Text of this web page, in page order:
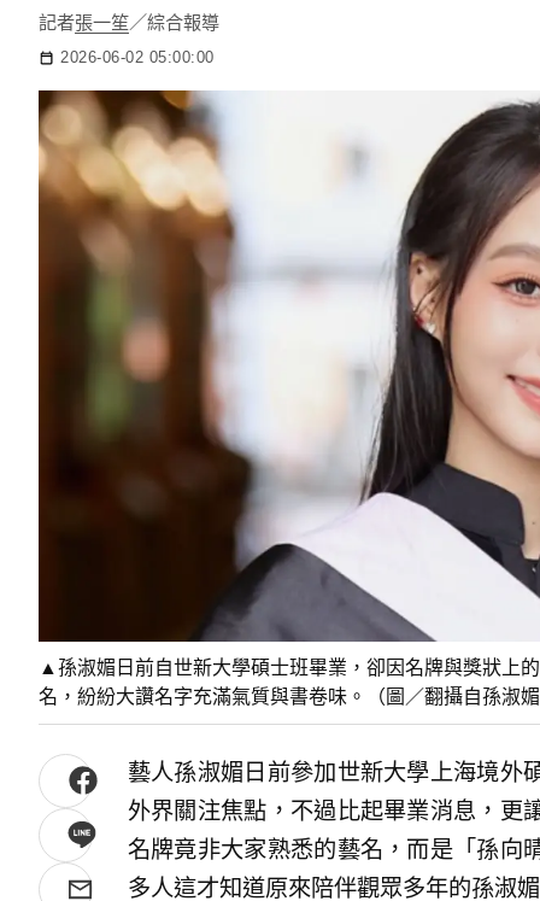
記者張一笙／綜合報導
2026-06-02 05:00:00
▲孫淑媚日前自世新大學碩士班畢業，卻因名牌與獎狀上
名，紛紛大讚名字充滿氣質與書卷味。（圖／翻攝自孫淑
藝人孫淑媚日前參加世新大學上海境外
外界關注焦點，不過比起畢業消息，更
名牌竟非大家熟悉的藝名，而是「孫向
多人這才知道原來陪伴觀眾多年的孫淑